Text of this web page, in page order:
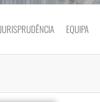
JURISPRUDÊNCIA EQUIPA